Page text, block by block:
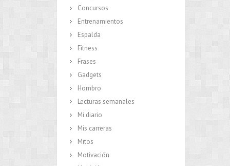
Concursos
Entrenamientos
Espalda
Fitness
Frases
Gadgets
Hombro
Lecturas semanales
Mi diario
Mis carreras
Mitos
Motivación